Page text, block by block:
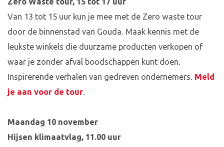
Van 13 tot 15 uur kun je mee met de Zero waste tour
door de binnenstad van Gouda. Maak kennis met de
leukste winkels die duurzame producten verkopen of
waar je zonder afval boodschappen kunt doen.
Inspirerende verhalen van gedreven ondernemers. Meld
je aan voor de tour.
Maandag 10 november
Hijsen klimaatvlag, 11.00 uur